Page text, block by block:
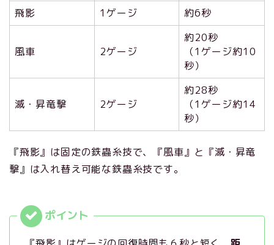
飛影 1ゲージ 約6秒
風車 2ゲージ
約20秒
（1ゲージ約10
秒）
滅・昇竜撃 2ゲージ
約28秒
（1ゲージ約14
秒）
『飛影』は固定の鉄蟲糸技で、『風車』と『滅・昇竜
撃』は入れ替え可能な鉄蟲糸技です。